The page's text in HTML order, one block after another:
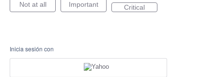
Not at all Important Critical
Inicia sesión con